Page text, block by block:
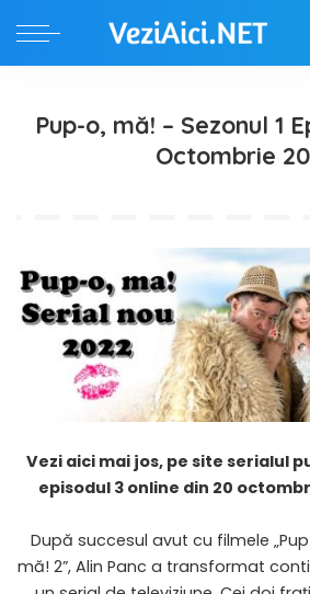
Pup-o, mă! – Sezonul 1
Octombrie
Vezi aici mai jos, pe site serialul
episodul 3 online din 20
După succesul avut cu filmele „
mă! 2”, Alin Panc a transformat